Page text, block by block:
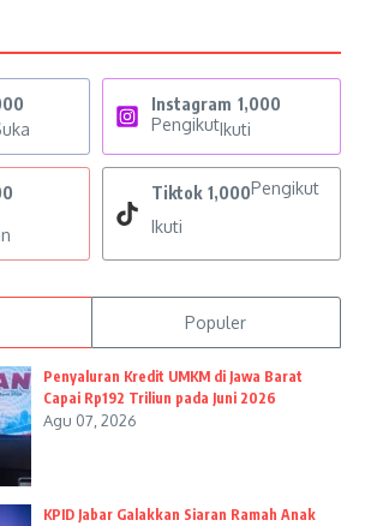
Instagram 1,000
PengikutIkuti
Tiktok 1,000Pengikut
Ikuti
Populer
Penyaluran Kredit UMKM di Jawa Barat
Capai Rp192 Triliun pada Juni 2026
Agu 07, 2026
KPID Jabar Galakkan Siaran Ramah Anak